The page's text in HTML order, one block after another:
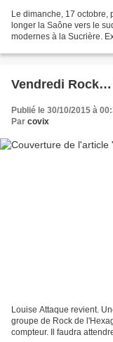
Le dimanche, 17 octobre,
longer la Saône vers le
modernes à la Sucrière.
Vendredi Rock…
Publié le 30/10/2015 à
Par covix
Louise Attaque revient.
groupe de Rock de
compteur. Il faudra